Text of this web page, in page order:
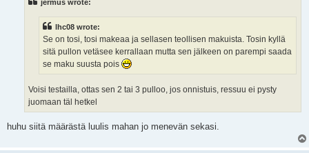
jermus wrote:
lhc08 wrote:
Se on tosi, tosi makeaa ja sellasen teollisen makuista. Tosin kyllä
sitä pullon vetäsee kerrallaan mutta sen jälkeen on parempi saada
se maku suusta pois
Voisi testailla, ottas sen 2 tai 3 pulloo, jos onnistuis, ressuu ei pysty
juomaan täl hetkel
huhu siitä määrästä luulis mahan jo menevän sekasi.